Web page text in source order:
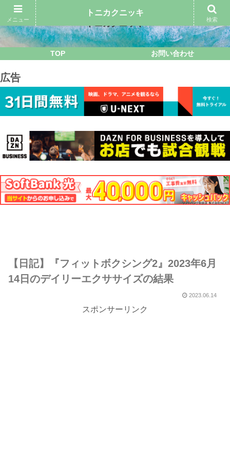
TOP お問い合わせ
広告
【日記】『フィットボクシング2』2023年6月
14日のデイリーエクササイズの結果
2023.06.14
スポンサーリンク
メニュー
トニカクニッキ
検索